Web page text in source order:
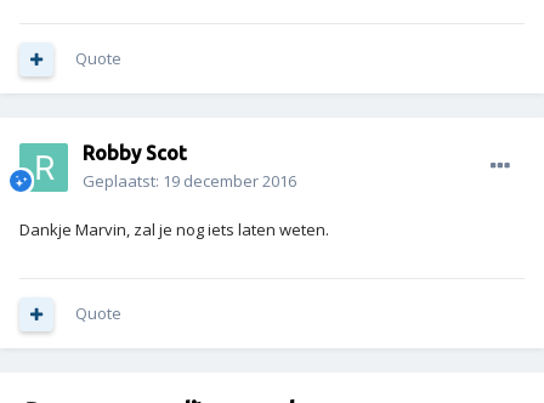
Quote
Robby Scot
Geplaatst: 19 december 2016
Dankje Marvin, zal je nog iets laten weten.
Quote